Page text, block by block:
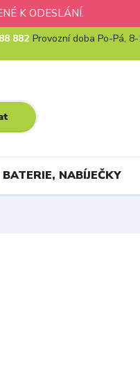
K ODESLÁNÍ.
882 Provozní doba Po-Pá,
BATERIE, NABÍJEČKY